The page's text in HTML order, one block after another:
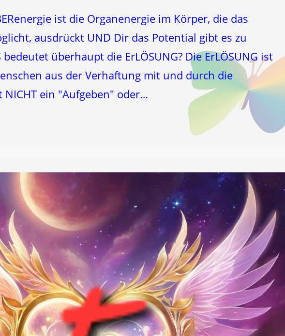
ist die Organenergie im Körper, die das
ausdrückt UND Dir das Potential gibt es zu
bedeutet überhaupt die ErLÖSUNG? Die ErLÖSUNG ist
aus der Verhaftung mit und durch die
ein "Aufgeben" oder…